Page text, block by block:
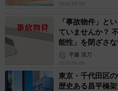
2026.08.06
「事故物件」と
ていませんか？
能性」を閉ざさ
平藤 清刀
2026.08.06
東京・千代田区
歴史ある昌平橋